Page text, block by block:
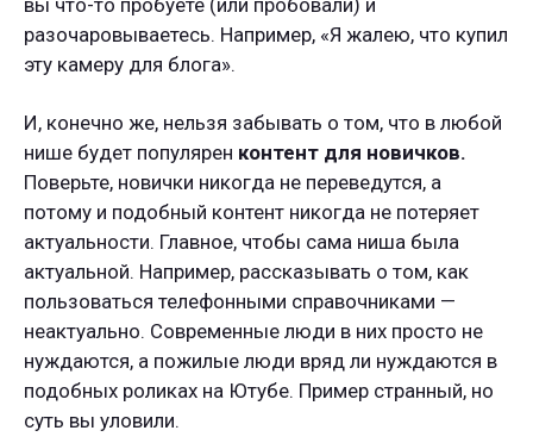
вы что-то пробуете (или пробовали) и
разочаровываетесь. Например, «Я жалею, что купил
эту камеру для блога».
И, конечно же, нельзя забывать о том, что в любой
нише будет популярен контент для новичков.
Поверьте, новички никогда не переведутся, а
потому и подобный контент никогда не потеряет
актуальности. Главное, чтобы сама ниша была
актуальной. Например, рассказывать о том, как
пользоваться телефонными справочниками —
неактуально. Современные люди в них просто не
нуждаются, а пожилые люди вряд ли нуждаются в
подобных роликах на Ютубе. Пример странный, но
суть вы уловили.